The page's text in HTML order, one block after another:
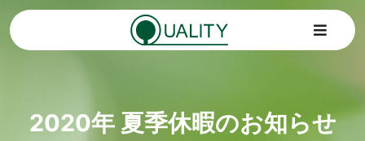
Skip
to
content
Toggle
2020年 夏季休暇のお知らせ